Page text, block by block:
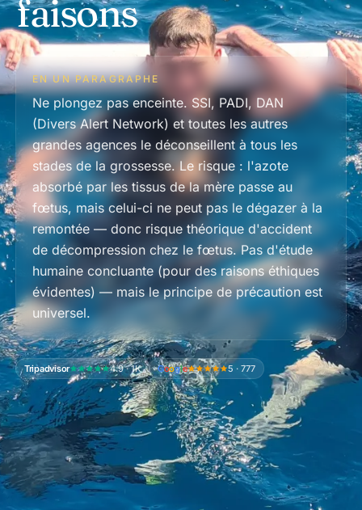
faisons
EN UN PARAGRAPHE
Ne plongez pas enceinte. SSI, PADI, DAN
(Divers Alert Network) et toutes les autres
grandes agences le déconseillent à tous les
stades de la grossesse. Le risque : l'azote
absorbé par les tissus de la mère passe au
fœtus, mais celui-ci ne peut pas le dégazer à la
remontée — donc risque théorique d'accident
de décompression chez le fœtus. Pas d'étude
humaine concluante (pour des raisons éthiques
évidentes) — mais le principe de précaution est
universel.
Tripadvisor 4.9 · 1K Google 5 · 777
Le raisonnement médical derrière l'avis universel
Voirla position du DAN sur grossesse et plongée.